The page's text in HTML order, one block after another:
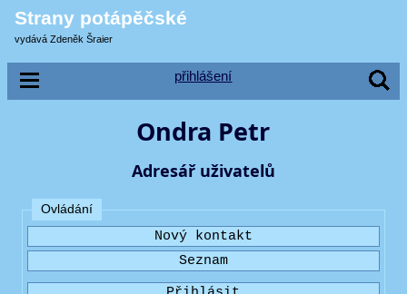
Strany potápěčské
vydává Zdeněk Šraier
přihlášení
Ondra Petr
Adresář uživatelů
Ovládání